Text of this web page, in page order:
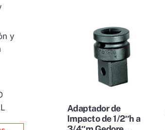
y
Adaptador de
Impacto de 1/2″h a